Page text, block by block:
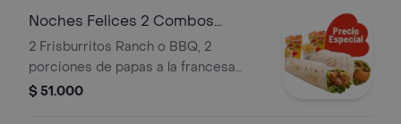
Noches Felices 2 Combos
Frisburritos
2 Frisburritos Ranch o BBQ, 2
porciones de papas a la francesa
mediana (60 g und) y 2 gaseosas (325
$ 51.000